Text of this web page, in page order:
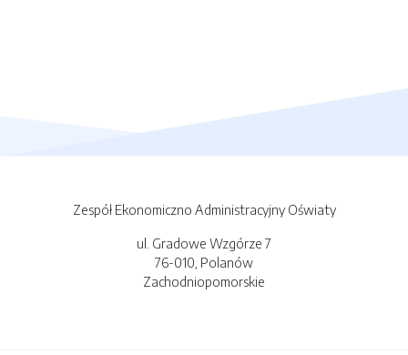
Zespół Ekonomiczno Administracyjny Oświaty
ul. Gradowe Wzgórze 7
76-010, Polanów
Zachodniopomorskie